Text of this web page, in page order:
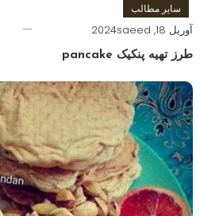
سایر مطالب
آوریل 18, 2024 saeed
طرز تهیه پنکیک pancake